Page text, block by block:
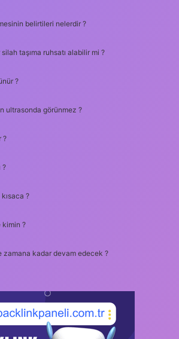
belirtileri nelerdir ?
taşıma ruhsatı alabilir mi ?
?
ultrasonda görünmez ?
?
?
?
kimin ?
zamana kadar devam edecek ?